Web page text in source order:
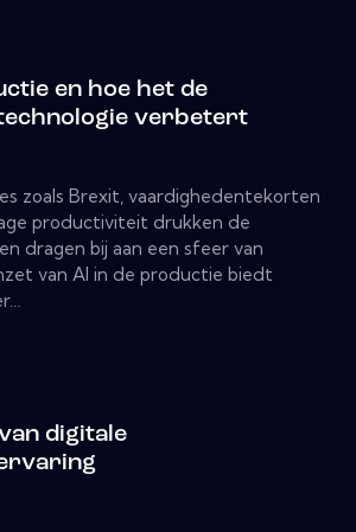
en hoe het de
verbetert
zoals Brexit, vaardighedentekorten
productiviteit drukken de
dragen bij aan een sfeer van
van AI in de productie biedt
digitale